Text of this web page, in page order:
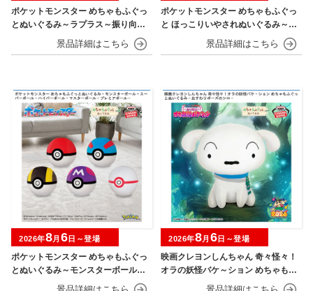
ポケットモンスター めちゃもふぐっ
とぬいぐるみ～ラプラス～振り向きv
ポケットモンスター めちゃもふぐっ
と ほっこりいやされぬいぐるみ～カ
ポケットモンスター めちゃもふぐっ
とぬいぐるみ～モンスターボール・
スーパーボール・ハイパーボール・
2026年8月 6 日～登場
映画クレヨンしんちゃん 奇々怪々！
オラの妖怪バケ～ション めちゃもふ
ぐっとぬいぐるみ～おすわりポーズ
2026年8月 6 日～登場